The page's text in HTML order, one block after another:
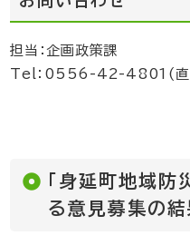
担当：企画政策課
Tel：0556-42-4801(直
「身延町地域防
る意見募集の結